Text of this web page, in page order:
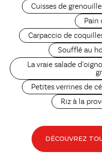
Cuisses de
Pain
Carpaccio de
Soufflé au
La vraie salade
Petites verrines de
Riz à la
DÉCOUVREZ